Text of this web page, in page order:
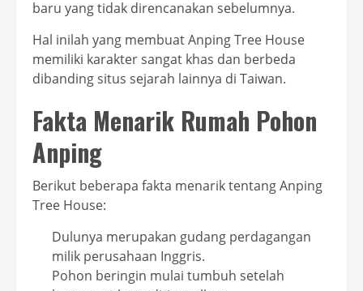
baru yang tidak direncanakan sebelumnya.
Hal inilah yang membuat Anping Tree House
memiliki karakter sangat khas dan berbeda
dibanding situs sejarah lainnya di Taiwan.
Fakta Menarik Rumah Pohon
Anping
Berikut beberapa fakta menarik tentang Anping
Tree House:
Dulunya merupakan gudang perdagangan
milik perusahaan Inggris.
Pohon beringin mulai tumbuh setelah